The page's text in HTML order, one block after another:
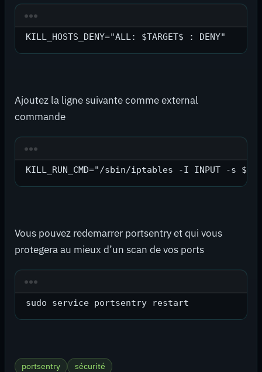
KILL_HOSTS_DENY="ALL: $TARGET$ : DENY"
Ajoutez la ligne suivante comme external
commande
KILL_RUN_CMD="/sbin/iptables -I INPUT -
Vous pouvez redemarrer portsentry et qui vous
protegera au mieux d’un scan de vos ports
sudo service portsentry restart
portsentry sécurité